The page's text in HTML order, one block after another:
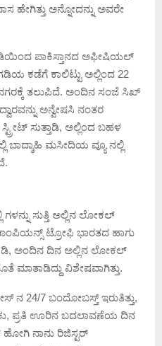
ಹೇಗಿತ್ತು ಅನ್ನೋದನ್ನು ಅವರೇ
ಪಾಕಿಸ್ತಾನದ ಅಫೀಷಿಯಲ್
ಕಡೆಗೆ ಕಾಲಿಟ್ಟು ಅಲ್ಲಿಂದ 22
ತಲುಪಿದೆ. ಅಂದಿನ ಸಂಜೆ ಸಿಖ್
ಅನ್ವೇಷಸಿ ನಂತರ
ಸುತ್ತಾಡಿ, ಅಲ್ಲಿಂದ ಬಹಳ
ಬಾದ್ಶಾಹಿ ಮಸೀದಿಯ ವ್ಯೂ ನಲ್ಲಿ
ಸುತ್ತಿ ಅಲ್ಲಿನ ಲೋಕಲ್
ಟ್ರೋಫಿ ಭಾರತದ ಹಾಗು
ಅಂದಿನ ದಿನ ಅಲ್ಲಿನ ಲೋಕಲ್
ಮಾತಾಡಿದ್ದು ವಿಶೇಷವಾಗಿತ್ತು.
24/7 ಬಂದೋಬಸ್ತ್ ಇರುತಿತ್ತು,
ಪ್ರತಿ ಊರಿನ ಬದಲಾವಣೆಯ ದಿನ
ನಾನು ರಿಜಿಸ್ಟರ್